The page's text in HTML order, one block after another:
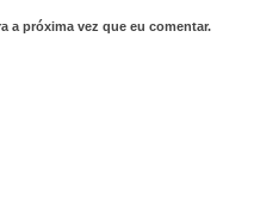
a próxima vez que eu comentar.